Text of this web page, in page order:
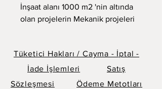
İnşaat alanı 1000 m2 'nin altında
olan projelerin Mekanik projeleri
çizilecek projelerde m2 birim
fiyatla çalışma yapılır.
25 m'den daha yüksek ve 5.000
Tüketici Hakları / Cayma - İptal -
İade İşlemleri
Satış
Sözleşmesi
Ödeme Metotları